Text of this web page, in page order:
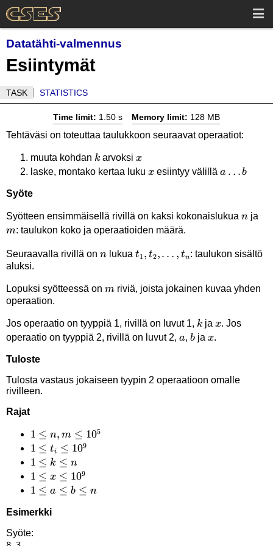
Datatähti-valmennus
Esiintymät
TASK STATISTICS
Time limit: 1.50 s Memory limit: 128 MB
Tehtäväsi on toteuttaa taulukkoon seuraavat operaatiot:
muuta kohdan k
k arvoksix
x
laske, montako kertaa luku x
xesiintyy välillä a
a … b
Syöte
Syötteen ensimmäisellä rivillä on kaksi kokonaislukua n
njam
m: taulukon koko ja operaatioiden määrä.
Seuraavalla rivillä on n
nlukua t_1,t_2,\ldots,t_n
t1 , t2,… , tn: taulukon sisältö
aluksi.
Lopuksi syötteessä on m
mriviä, joista jokainen kuvaa yhden
operaation.
Jos operaatio on tyyppiä 1, rivillä on luvut 1, k
k jax
x. Jos
operaatio on tyyppiä 2, rivillä on luvut 2, a
a, b
bja x
x.
Tuloste
Tulosta vastaus jokaiseen tyypin 2 operaatioon omalle
rivilleen.
Rajat
1 \le
n,m
\le
10^5
1 ≤ n, m ≤ 105
1 \le
t_i
\le
10^9
1 ≤ ti ≤ 109
1
\le
k
n
1 ≤ k ≤ n
1 \le
x
10^9
1 ≤ x ≤ 109
1
a
\le
1 ≤ a ≤ b ≤ n
Esimerkki
Syöte: